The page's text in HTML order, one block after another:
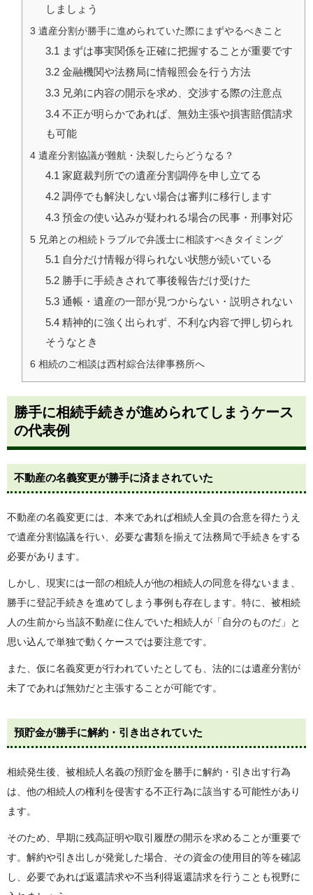
しましょう
3 遺産分割が勝手に進められていた際にまずやるべきこと
3.1 まずは事実関係を正確に把握することが重要です
3.2 金融機関や法務局に情報照会を行う方法
3.3 兄弟に内容の開示を求め、交渉する際の注意点
3.4 不正が明らかであれば、無効主張や損害賠償請求
も可能
4 遺産分割協議が難航・決裂したらどうなる？
4.1 家庭裁判所での遺産分割調停を申し立てる
4.2 調停でも解決しない場合は審判に移行します
4.3 預金の使い込みが疑われる場合の民事・刑事対応
5 兄弟との相続トラブルで弁護士に相談すべきタイミング
5.1 自分だけ情報が得られない状態が続いている
5.2 勝手に手続きされて事後報告だけ受けた
5.3 通帳・遺産の一部が見つからない・説明されない
5.4 精神的に強く出られず、不利な内容で押し切られ
そうなとき
6 相続のご相談は西村綜合法律事務所へ
勝手に相続手続きが進められてしまうケース
の代表例
不動産の名義変更が勝手に済まされていた
不動産の名義変更には、本来であれば相続人全員の合意を得たうえ
で遺産分割協議を行い、必要な書類を揃えて法務局で手続きをする
必要があります。
しかし、現実には一部の相続人が他の相続人の同意を得ないまま、
勝手に登記手続きを進めてしまう事例も存在します。特に、被相続
人の生前から当該不動産に住んでいた相続人が「自分のものだ」と
思い込んで単独で動くケースでは要注意です。
また、仮に名義変更が行われていたとしても、法的には遺産分割が
未了であれば無効だと主張することが可能です。
預貯金が勝手に解約・引き出されていた
相続発生後、被相続人名義の預貯金を勝手に解約・引き出す行為
は、他の相続人の権利を侵害する不正行為に該当する可能性があり
ます。
そのため、早期に残高証明や取引履歴の開示を求めることが重要で
す。解約や引き出しが発覚した場合、その資金の使用目的等を確認
し、必要であれば返還請求や不当利得返還請求を行うことも視野に